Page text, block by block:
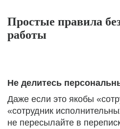
Простые правила
работы
Не делитесь
Даже если это якобы
«сотрудник
не пересылайте в